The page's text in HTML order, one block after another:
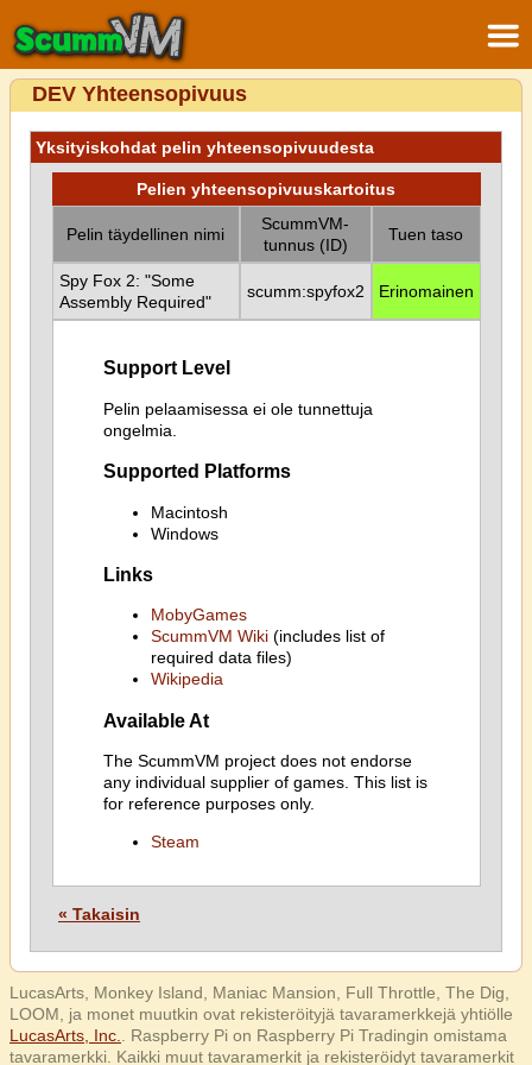
DEV Yhteensopivuus
Yksityiskohdat pelin yhteensopivuudesta
Pelien yhteensopivuuskartoitus
Pelin täydellinen nimi
ScummVM-
tunnus (ID)
Tuen taso
Spy Fox 2: "Some
Assembly Required"
scumm:spyfox2 Erinomainen
Support Level
Pelin pelaamisessa ei ole tunnettuja
ongelmia.
Supported Platforms
Macintosh
Windows
Links
MobyGames
ScummVM Wiki(includes list of
required data files)
Wikipedia
Available At
The ScummVM project does not endorse
any individual supplier of games. This list is
for reference purposes only.
Steam
« Takaisin
LucasArts, Monkey Island, Maniac Mansion, Full Throttle, The Dig,
LOOM, ja monet muutkin ovat rekisteröityjä tavaramerkkejä yhtiölle
LucasArts, Inc.
. Raspberry Pi on Raspberry Pi Tradingin omistama
tavaramerkki. Kaikki muut tavaramerkit ja rekisteröidyt tavaramerkit